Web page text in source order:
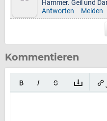
Hammer. Geil und
Antworten
Melden
Kommentieren